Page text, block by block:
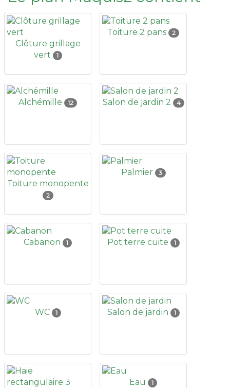
Clôture grillage
vert
1
Toiture 2 pans 2
Alchémille 12 Salon de jardin 2 4
Toiture monopente
2
Palmier 3
Cabanon 1 Pot terre cuite 1
WC 1 Salon de jardin 1
Eau 1